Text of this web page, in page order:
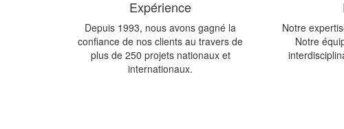
Expérience
Depuis 1993, nous avons gagné la
confiance de nos clients au travers de
plus de 250 projets nationaux et
internationaux.
Notre
Notre